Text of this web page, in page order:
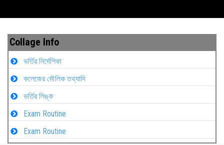
Collage Info
ভর্তির নির্দেশিকা
কলেজের মৌলিক তথ্যাদি
ভর্তির লিঙ্ক
Exam Routine
Exam Routine